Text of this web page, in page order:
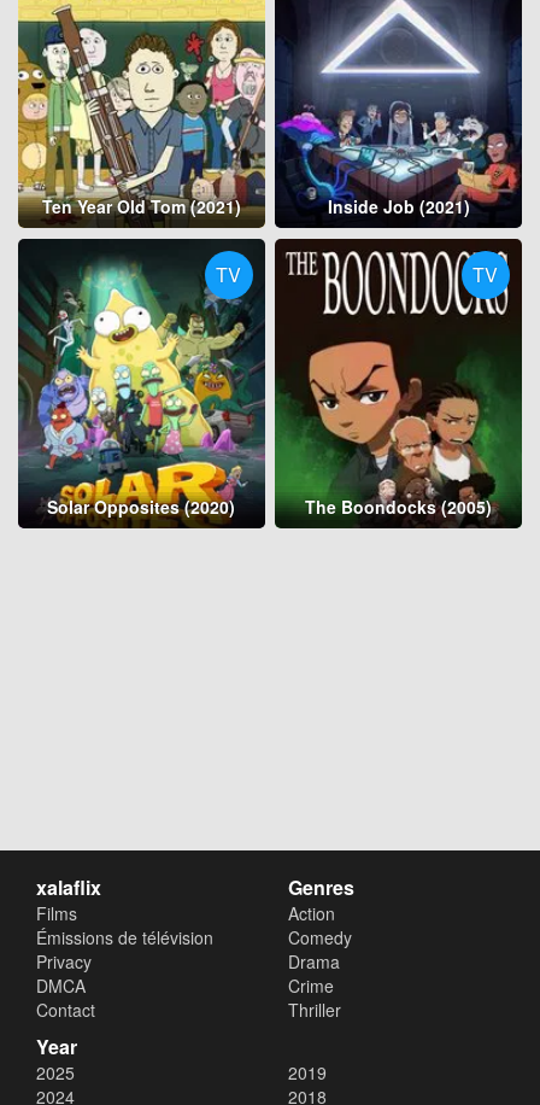
Ten Year Old Tom (2021) Inside Job (2021)
TV
Solar Opposites (2020)
TV
The Boondocks (2005)
xalaflix
Films
Émissions de télévision
Privacy
DMCA
Contact
Genres
Action
Comedy
Drama
Crime
Thriller
Year
2025
2024
2019
2018